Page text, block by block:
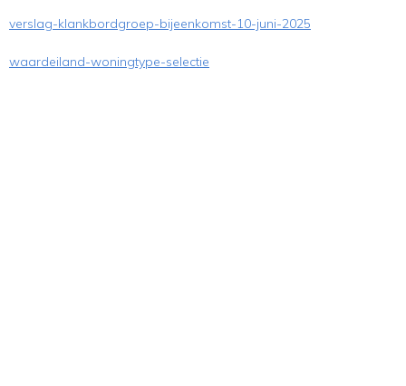
verslag-klankbordgroep-bijeenkomst-10-juni-2025
waardeiland-woningtype-selectie